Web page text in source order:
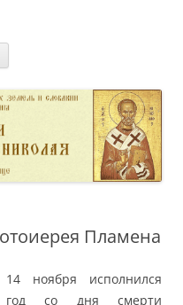
Пламена
14 ноября исполнился
год со дня смерти